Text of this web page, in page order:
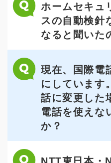
ホームセキュ
スの自動検針
なると聞いた
現在、国際電
にしています
話に変更した
電話を使えな
か？